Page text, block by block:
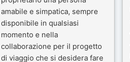
amabile e simpatica, sempre
disponibile in qualsiasi
momento e nella
collaborazione per il progetto
di viaggio che si desidera fare